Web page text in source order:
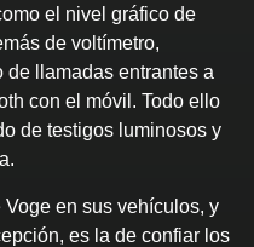
el nivel gráfico de
de voltímetro,
llamadas entrantes a
con el móvil. Todo ello
de testigos luminosos y
en sus vehículos, y
es la de confiar los